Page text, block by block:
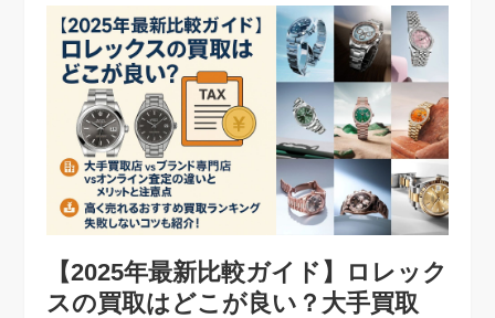
【2025年最新比較ガイド】ロレック
スの買取はどこが良い？大手買取